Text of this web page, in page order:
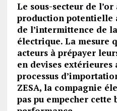
Le sous-secteur de
production potentielle
de l’intermittence de
électrique. La mesure
acteurs à prépayer
en devises
processus
ZESA, la compagnie
pas pu empecher cette